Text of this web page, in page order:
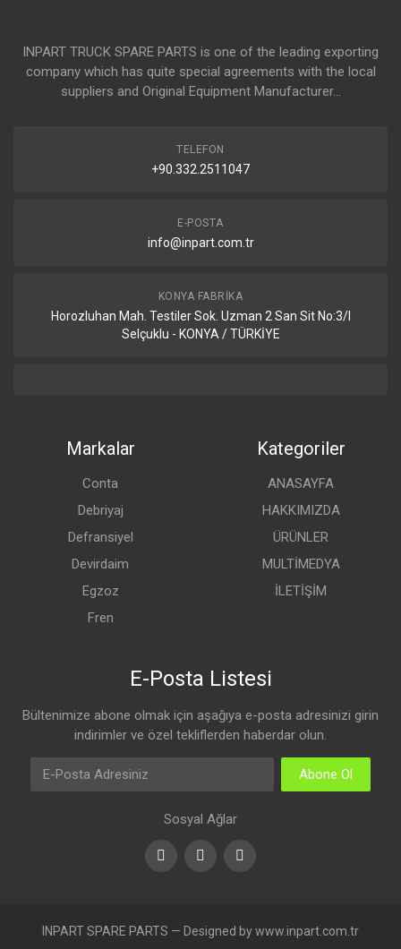
INPART TRUCK SPARE PARTS is one of the leading exporting
company which has quite special agreements with the local
suppliers and Original Equipment Manufacturer...
TELEFON
+90.332.2511047
E-POSTA
info@inpart.com.tr
KONYA FABRIKA
Horozluhan Mah. Testiler Sok. Uzman 2 San Sit No:3/I
Selçuklu - KONYA / TÜRKİYE
Markalar
Conta
Debriyaj
Defransiyel
Devirdaim
Egzoz
Fren
Kategoriler
ANASAYFA
HAKKIMIZDA
ÜRÜNLER
MULTİMEDYA
İLETİŞİM
E-Posta Listesi
Bültenimize abone olmak için aşağıya e-posta adresinizi girin
indirimler ve özel tekliflerden haberdar olun.
Abone Ol
Sosyal Ağlar
FacebookYoutubeInstagram
INPART SPARE PARTS — Designed by www.inpart.com.tr